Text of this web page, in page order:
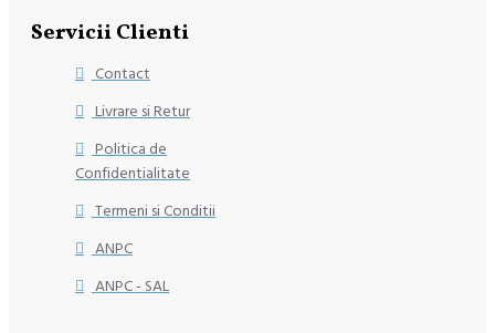
Servicii Clienti
Contact
Livrare si Retur
Politica de
Confidentialitate
Termeni si Conditii
ANPC
ANPC - SAL